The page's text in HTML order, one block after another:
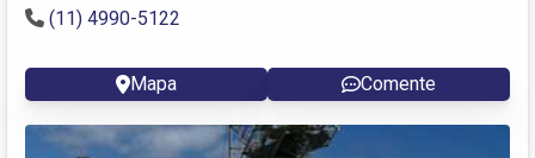
(11) 4990-5122
Mapa Comente